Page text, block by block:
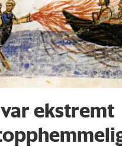
ekstremt